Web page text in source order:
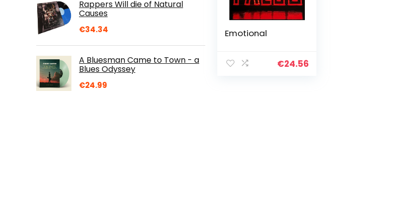
Rappers Will die of Natural
Causes
€34.34
A Bluesman Came to Town - a
Blues Odyssey
€24.99
Emotional
€24.56